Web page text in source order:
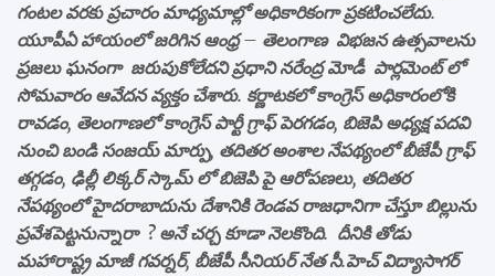
గంటల వరకు ప్రచారం మాధ్యమాల్లో అధికారికంగా ప్రకటించలేదు.
యూపీఏ హాయంలో జరిగిన ఆంధ్ర – తెలంగాణ విభజన ఉత్సవాలను
ప్రజలు ఘనంగా జరుపుకోలేదని ప్రధాని నరేంద్ర మోడీ పార్లమెంట్ లో
సోమవారం ఆవేదన వ్యక్తం చేశారు. కర్ణాటకలో కాంగ్రెస్ అధికారంలోకి
రావడం, తెలంగాణలో కాంగ్రెస్ పార్టీ గ్రాఫ్ పెరగడం, బిజెపి అధ్యక్ష పదవి
నుంచి బండి సంజయ్ మార్పు, తదితర అంశాల నేపథ్యంలో బీజేపీ గ్రాఫ్
తగ్గడం, ఢిల్లీ లిక్కర్ స్కామ్ లో బిజెపి పై ఆరోపణలు, తదితర
నేపథ్యంలో హైదరాబాదును దేశానికి రెండవ రాజధానిగా చేస్తూ బిల్లును
ప్రవేశపెట్టనున్నారా ? అనే చర్చ కూడా నెలకొంది. దీనికి తోడు
మహారాష్ట్ర మాజీ గవర్నర్‌, బీజేపీ సీనియర్‌ నేత సీ.హెచ్‌ విద్యాసాగర్‌